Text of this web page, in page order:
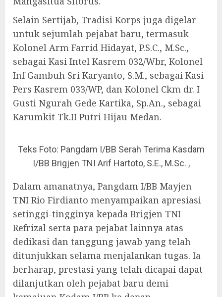
Selain Sertijab, Tradisi Korps juga digelar
untuk sejumlah pejabat baru, termasuk
Kolonel Arm Farrid Hidayat, P.S.C., M.Sc.,
sebagai Kasi Intel Kasrem 032/Wbr, Kolonel
Inf Gambuh Sri Karyanto, S.M., sebagai Kasi
Pers Kasrem 033/WP, dan Kolonel Ckm dr. I
Gusti Ngurah Gede Kartika, Sp.An., sebagai
Karumkit Tk.II Putri Hijau Medan.
Teks Foto: Pangdam I/BB Serah Terima Kasdam
I/BB Brigjen TNI Arif Hartoto, S.E., M.Sc. ,
Dalam amanatnya, Pangdam I/BB Mayjen
TNI Rio Firdianto menyampaikan apresiasi
setinggi-tingginya kepada Brigjen TNI
Refrizal serta para pejabat lainnya atas
dedikasi dan tanggung jawab yang telah
ditunjukkan selama menjalankan tugas. Ia
berharap, prestasi yang telah dicapai dapat
dilanjutkan oleh pejabat baru demi